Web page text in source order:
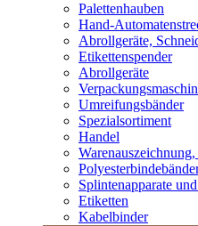
Palettenhauben
Hand-
Abrollgeräte,
Etikettenspender
Abrollgeräte
Umreifungsbänder
Spezialsortiment
Handel
Splintenapparate
Etiketten
Kabelbinder